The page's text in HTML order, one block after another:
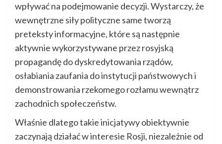
wpływać na podejmowanie decyzji. Wystarczy, że
wewnętrzne siły polityczne same tworzą
preteksty informacyjne, które są następnie
aktywnie wykorzystywane przez rosyjską
propagandę do dyskredytowania rządów,
osłabiania zaufania do instytucji państwowych i
demonstrowania rzekomego rozłamu wewnątrz
zachodnich społeczeństw.
Właśnie dlatego takie inicjatywy obiektywnie
zaczynają działać w interesie Rosji, niezależnie od